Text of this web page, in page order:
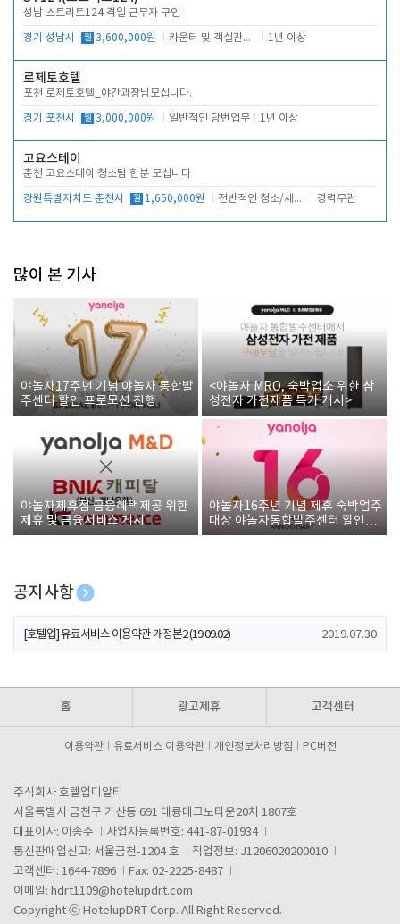
성남 스트리트124 격일 근무자 구인
경기 성남시 월 3,600,000원 카운터 및 객실관리 전반 1년 이상
로제토호텔
포천 로제토호텔_야간과장님모십니다.
경기 포천시 월 3,000,000원 일반적인 당번업무 1년 이상
고요스테이
춘천 고요스테이 청소팀 한분 모십니다
강원특별자치도 춘천시 월 1,650,000원 전반적인 청소/세탁업무 경력무관
많이 본 기사
야놀자17주년 기념 야놀자 통합발
주센터 할인 프로모션 진행
<야놀자 MRO, 숙박업소 위한 삼
성전자 가전제품 특가 개시>
야놀자제휴점 금융혜택제공 위한
제휴 및 금융서비스 게시
야놀자16주년 기념 제휴 숙박업주
대상 야놀자통합발주센터 할인쿠
폰 증정
공지사항
[호텔업] 개인정보 처리방침 개정본1 (19.09.02)
[호텔업] 유료서비스 이용약관 개정본2 (19.09.02) 2019.07.30
홈 광고제휴 고객센터
이용약관 유료서비스 이용약관 개인정보처리방침 PC버전
주식회사 호텔업디알티
서울특별시 금천구 가산동 691 대륭테크노타운20차 1807호
대표이사: 이송주
사업자등록번호: 441-87-01934
통신판매업신고: 서울금천-1204 호
직업정보: J1206020200010
고객센터: 1644-7896
Fax: 02-2225-8487
이메일: hdrt1109@hotelupdrt.com
Copyright ⓒ HotelupDRT Corp. All Right Reserved.